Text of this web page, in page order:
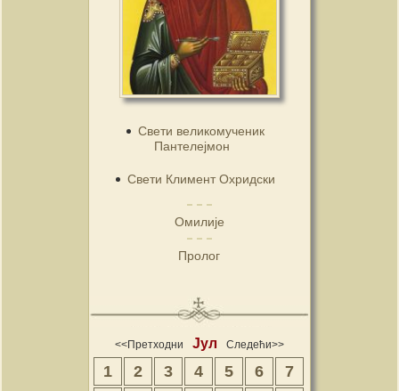
Свети великомученик
Пантелејмон
Свети Климент Охридски
Омилије
Пролог
<<Претходни Јул Следећи>>
1 2 3 4 5 6
7